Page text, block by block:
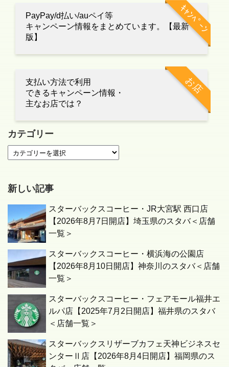
ｷｬﾝﾍﾟｰﾝ
PayPay/d払い/auペイ等
キャンペーン情報をまとめています。【最新
版】
お店
支払い方法で利用
できるキャンペーン情報・
主なお店では？
カテゴリー
新しい記事
スターバックスコーヒー・JR大宮駅 西口店
【2026年8月7日開店】埼玉県のスタバ＜店舗
一覧＞
スターバックスコーヒー・横浜海の公園店
【2026年8月10日開店】神奈川のスタバ＜店舗
一覧＞
スターバックスコーヒー・フェアモール福井エ
ルパ店【2025年7月2日開店】福井県のスタバ
＜店舗一覧＞
スターバックスリザーブカフェ天神ビジネスセ
ンターⅡ店【2026年8月4日開店】福岡県のス